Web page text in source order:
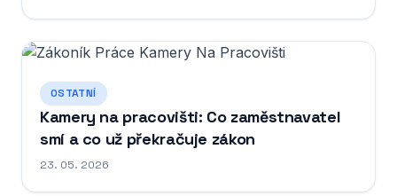
OSTATNÍ
Kamery na pracovišti: Co zaměstnavatel
smí a co už překračuje zákon
23. 05. 2026